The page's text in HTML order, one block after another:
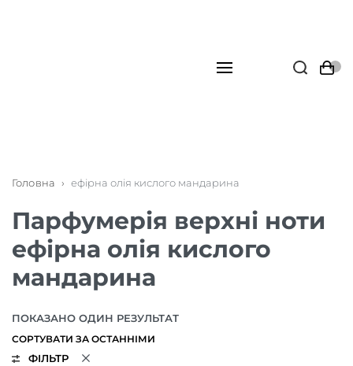
Головна › ефірна олія кислого мандарина
Парфумерія верхні ноти
ефірна олія кислого
мандарина
ПОКАЗАНО ОДИН РЕЗУЛЬТАТ
ФІЛЬТР